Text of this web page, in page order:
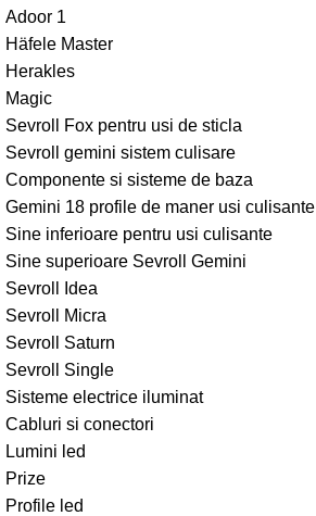
Adoor 1
Häfele Master
Herakles
Magic
Sevroll Fox pentru usi de sticla
Sevroll gemini sistem culisare
Componente si sisteme de baza
Gemini 18 profile de maner usi culisante
Sine inferioare pentru usi culisante
Sine superioare Sevroll Gemini
Sevroll Idea
Sevroll Micra
Sevroll Saturn
Sevroll Single
Sisteme electrice iluminat
Cabluri si conectori
Lumini led
Prize
Profile led